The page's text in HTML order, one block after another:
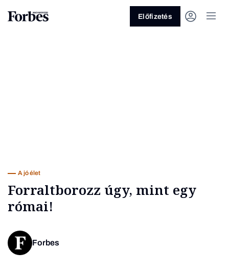
Előfizetés
A jó élet
Forraltborozz úgy, mint egy
római!
Forbes